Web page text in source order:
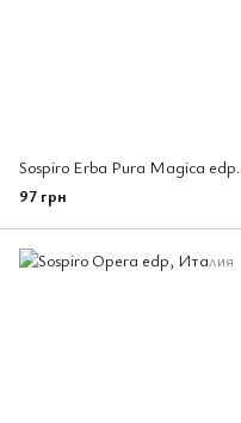
97 грн